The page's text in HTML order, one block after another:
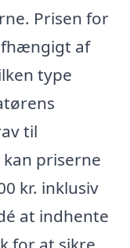
Prisen for
af
type
til
priserne
kr. inklusiv
at indhente